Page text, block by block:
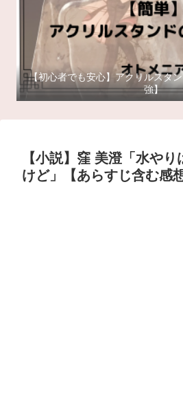
【初心者でも安心】アクリルスタ
強】
【小説】窪 美澄「水や
けど」【あらすじ含む感想